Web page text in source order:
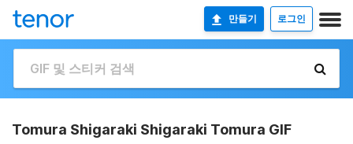
만들기 로그인
Tomura Shigaraki Shigaraki Tomura GIF